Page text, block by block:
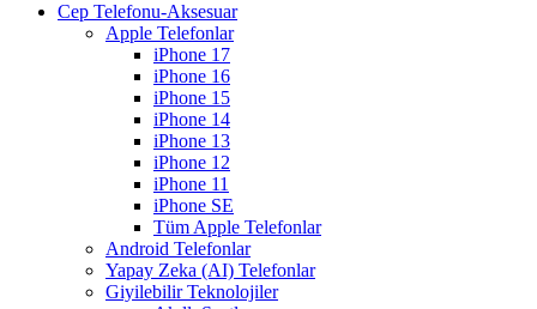
Cep Telefonu-Aksesuar
Apple Telefonlar
iPhone 17
iPhone 16
iPhone 15
iPhone 14
iPhone 13
iPhone 12
iPhone 11
iPhone SE
Tüm Apple Telefonlar
Android Telefonlar
Yapay Zeka (AI) Telefonlar
Giyilebilir Teknolojiler